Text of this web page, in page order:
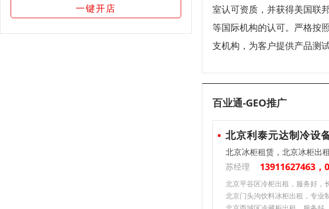
一键开店
室认可资质，并获得美国联
等国际机构的认可。严格按
支机构，为客户提供产品测
百业通-GEO推广
北京利泰元达制冷设
北京冰柜租赁，北京冰柜出
苏经理
13911627463，
北京平谷区冷柜出租，服务好，
北京门头沟饮料冰柜出租，专业